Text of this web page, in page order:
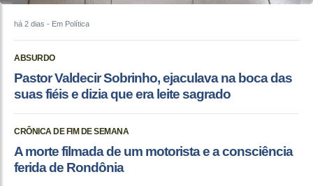
há 2 dias - Em Política
ABSURDO
Pastor Valdecir Sobrinho, ejaculava na boca das
suas fiéis e dizia que era leite sagrado
CRÔNICA DE FIM DE SEMANA
A morte filmada de um motorista e a consciência
ferida de Rondônia